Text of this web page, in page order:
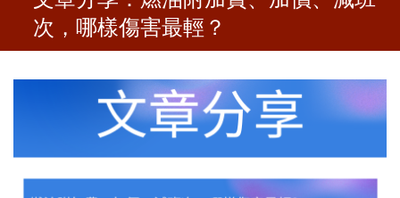
次，哪樣傷害最輕？